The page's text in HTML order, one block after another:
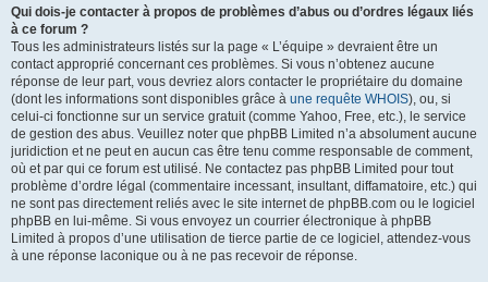
Qui dois-je contacter à propos de problèmes d’abus ou d’ordres légaux liés
à ce forum ?
Tous les administrateurs listés sur la page « L’équipe » devraient être un
contact approprié concernant ces problèmes. Si vous n’obtenez aucune
réponse de leur part, vous devriez alors contacter le propriétaire du domaine
(dont les informations sont disponibles grâce à une requête WHOIS), ou, si
celui-ci fonctionne sur un service gratuit (comme Yahoo, Free, etc.), le service
de gestion des abus. Veuillez noter que phpBB Limited n’a absolument aucune
juridiction et ne peut en aucun cas être tenu comme responsable de comment,
où et par qui ce forum est utilisé. Ne contactez pas phpBB Limited pour tout
problème d’ordre légal (commentaire incessant, insultant, diffamatoire, etc.) qui
ne sont pas directement reliés avec le site internet de phpBB.com ou le logiciel
phpBB en lui-même. Si vous envoyez un courrier électronique à phpBB
Limited à propos d’une utilisation de tierce partie de ce logiciel, attendez-vous
à une réponse laconique ou à ne pas recevoir de réponse.